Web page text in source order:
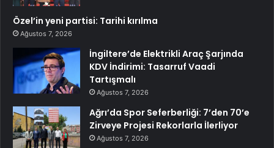
Özel’in yeni partisi: Tarihi kırılma
Ağustos 7, 2026
İngiltere’de Elektrikli Araç Şarjında
KDV İndirimi: Tasarruf Vaadi
Tartışmalı
Ağustos 7, 2026
Ağrı’da Spor Seferberliği: 7’den 70’e
Zirveye Projesi Rekorlarla İlerliyor
Ağustos 7, 2026